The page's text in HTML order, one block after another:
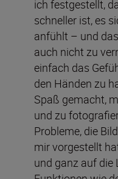
ich festgestellt,
schneller ist, es
anfühlt – und
auch nicht zu
einfach das
den Händen zu
Spaß gemacht,
und zu
Probleme, die
mir vorgestellt
und ganz auf die